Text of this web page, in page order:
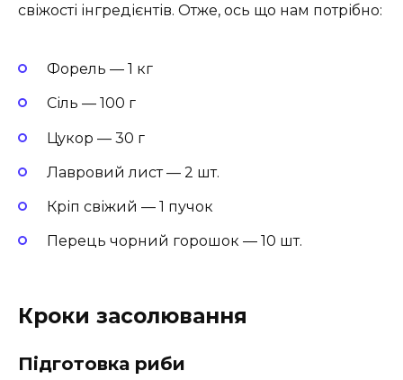
свіжості інгредієнтів. Отже, ось що нам потрібно:
Форель — 1 кг
Сіль — 100 г
Цукор — 30 г
Лавровий лист — 2 шт.
Кріп свіжий — 1 пучок
Перець чорний горошок — 10 шт.
Кроки засолювання
Підготовка риби